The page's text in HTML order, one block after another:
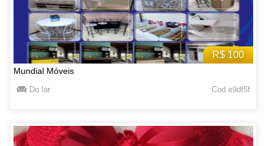
R$ 100
Mundial Móveis
Do lar Cod e9df5f